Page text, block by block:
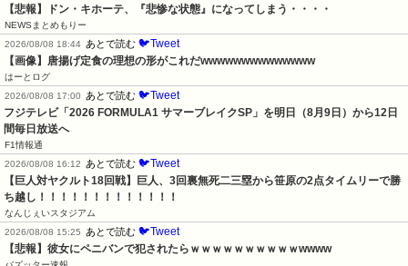
【悲報】ドン・キホーテ、『悲惨な状態』になってしまう・・・・
NEWSまとめもりー
2026/08/08 18:44 あとで読む 🐦Tweet
【画像】唐揚げ定食の理想の形がこれだwwwwwwwwwwwwww
はーとログ
2026/08/08 17:00 あとで読む 🐦Tweet
フジテレビ「2026 FORMULA1 サマーブレイクSP」を明日（8月9日）から12日
間毎日放送へ
F1情報通
2026/08/08 16:12 あとで読む 🐦Tweet
【巨人対ヤクルト18回戦】巨人、3回裏無死二三塁から笹原の2点タイムリーで勝
ち越し！！！！！！！！！！！！！
なんじぇいスタジアム
2026/08/08 15:25 あとで読む 🐦Tweet
【悲報】彼女にペニバンで犯されたらｗｗｗｗｗｗｗｗｗｗwwww